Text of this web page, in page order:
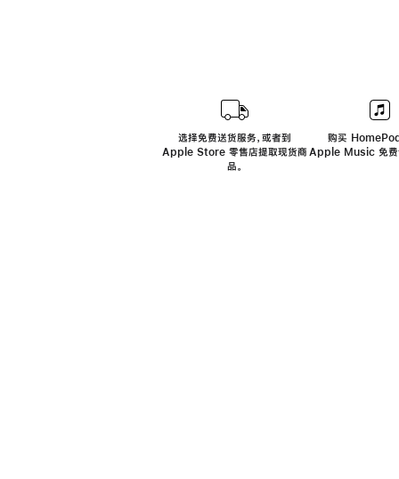
选择免费送货服务，或者到
Apple Store 零售店提取现货商
品。
购买
Apple Music 免费